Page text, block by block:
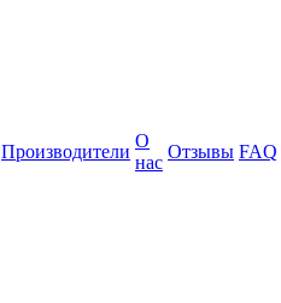
Производители
О
нас
Отзывы FAQ